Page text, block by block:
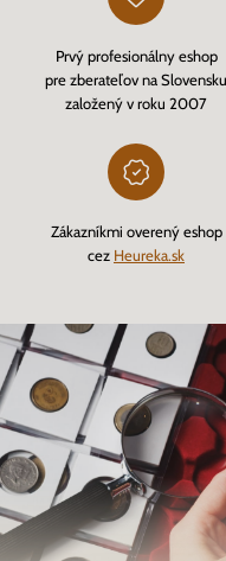
Prvý profesionálny eshop
pre zberateľov na Slovensku
založený v roku 2007
Zákazníkmi overený eshop
cez Heureka.sk